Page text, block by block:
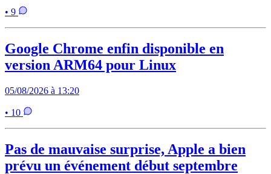
• 9
Google Chrome enfin disponible en
version ARM64 pour Linux
05/08/2026 à 13:20
• 10
Pas de mauvaise surprise, Apple a bien
prévu un événement début septembre